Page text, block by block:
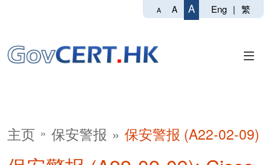
A A A Eng | 繁
主页 保安警报 保安警报 (A22-02-09)